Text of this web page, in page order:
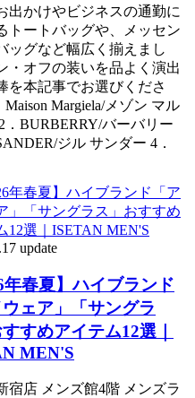
出かけやビジネスの通勤に
トートバッグや、メッセン
ッグなど幅広く揃えまし
・オフの装いを品よく演出
を本記事でお選びくださ
Maison Margiela/メゾン マル
．BURBERRY/バーバリー
ジル サンダー 4．
update
年春夏】ハイブランド
ウェア」「サングラ
すめアイテム12選｜
MEN'S
宿店 メンズ館4階 メンズラ